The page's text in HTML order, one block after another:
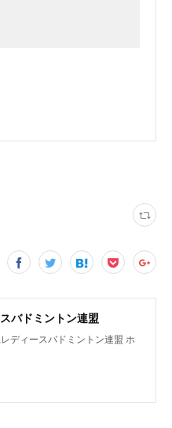
バドミントン連盟
ディースバドミントン連盟 ホ